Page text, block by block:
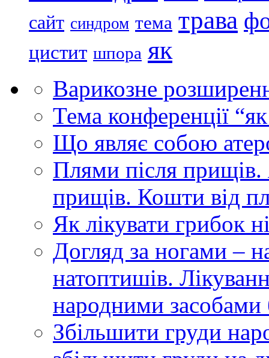
сайт синдром тема трава
цистит шпора як
Варикозне
Тема конференції
Що являє собою
Плями після
прищів. Кошти від
Як лікувати грибок
Догляд за ногами –
натоптишів.
народними засобами
Збільшити груди